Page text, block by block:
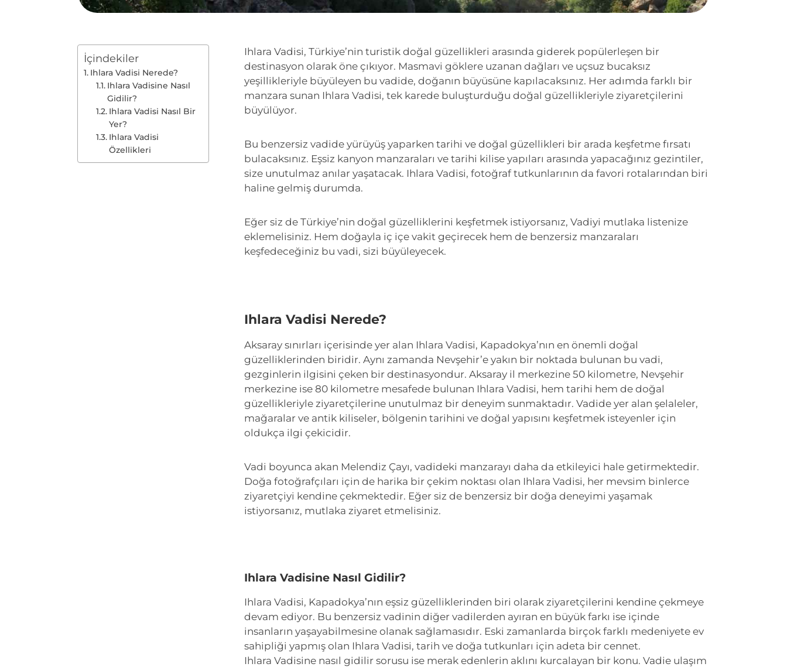
İçindekiler
Ihlara Vadisi Nerede?
Ihlara Vadisine Nasıl
Gidilir?
Ihlara Vadisi Nasıl Bir
Yer?
Ihlara Vadisi
Özellikleri
Ihlara Vadisi, Türkiye’nin turistik doğal güzellikleri arasında giderek popülerleşen bir
destinasyon olarak öne çıkıyor. Masmavi göklere uzanan dağları ve uçsuz bucaksız
yeşillikleriyle büyüleyen bu vadide, doğanın büyüsüne kapılacaksınız. Her adımda farklı bir
manzara sunan Ihlara Vadisi, tek karede buluşturduğu doğal güzellikleriyle ziyaretçilerini
büyülüyor.
Bu benzersiz vadide yürüyüş yaparken tarihi ve doğal güzellikleri bir arada keşfetme fırsatı
bulacaksınız. Eşsiz kanyon manzaraları ve tarihi kilise yapıları arasında yapacağınız gezintiler,
size unutulmaz anılar yaşatacak. Ihlara Vadisi, fotoğraf tutkunlarının da favori rotalarından biri
haline gelmiş durumda.
Eğer siz de Türkiye’nin doğal güzelliklerini keşfetmek istiyorsanız, Vadiyi mutlaka listenize
eklemelisiniz. Hem doğayla iç içe vakit geçirecek hem de benzersiz manzaraları
keşfedeceğiniz bu vadi, sizi büyüleyecek.
Ihlara Vadisi Nerede?
Aksaray sınırları içerisinde yer alan Ihlara Vadisi, Kapadokya’nın en önemli doğal
güzelliklerinden biridir. Aynı zamanda Nevşehir’e yakın bir noktada bulunan bu vadi,
gezginlerin ilgisini çeken bir destinasyondur. Aksaray il merkezine 50 kilometre, Nevşehir
merkezine ise 80 kilometre mesafede bulunan Ihlara Vadisi, hem tarihi hem de doğal
güzellikleriyle ziyaretçilerine unutulmaz bir deneyim sunmaktadır. Vadide yer alan şelaleler,
mağaralar ve antik kiliseler, bölgenin tarihini ve doğal yapısını keşfetmek isteyenler için
oldukça ilgi çekicidir.
Vadi boyunca akan Melendiz Çayı, vadideki manzarayı daha da etkileyici hale getirmektedir.
Doğa fotoğrafçıları için de harika bir çekim noktası olan Ihlara Vadisi, her mevsim binlerce
ziyaretçiyi kendine çekmektedir. Eğer siz de benzersiz bir doğa deneyimi yaşamak
istiyorsanız, mutlaka ziyaret etmelisiniz.
Ihlara Vadisine Nasıl Gidilir?
Ihlara Vadisi, Kapadokya’nın eşsiz güzelliklerinden biri olarak ziyaretçilerini kendine çekmeye
devam ediyor. Bu benzersiz vadinin diğer vadilerden ayıran en büyük farkı ise içinde
insanların yaşayabilmesine olanak sağlamasıdır. Eski zamanlarda birçok farklı medeniyete ev
sahipliği yapmış olan Ihlara Vadisi, tarih ve doğa tutkunları için adeta bir cennet.
Ihlara Vadisine nasıl gidilir sorusu ise merak edenlerin aklını kurcalayan bir konu. Vadie ulaşım